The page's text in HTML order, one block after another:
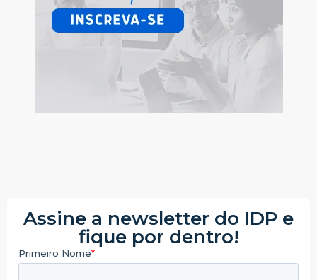
Assine a newsletter do IDP e
fique por dentro!